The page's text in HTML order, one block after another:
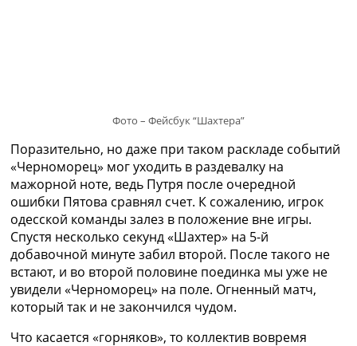
Фото – Фейсбук “Шахтера”
Поразительно, но даже при таком раскладе событий
«Черноморец» мог уходить в раздевалку на
мажорной ноте, ведь Путря после очередной
ошибки Пятова сравнял счет. К сожалению, игрок
одесской команды залез в положение вне игры.
Спустя несколько секунд «Шахтер» на 5-й
добавочной минуте забил второй. После такого не
встают, и во второй половине поединка мы уже не
увидели «Черноморец» на поле. Огненный матч,
который так и не закончился чудом.
Что касается «горняков», то коллектив вовремя